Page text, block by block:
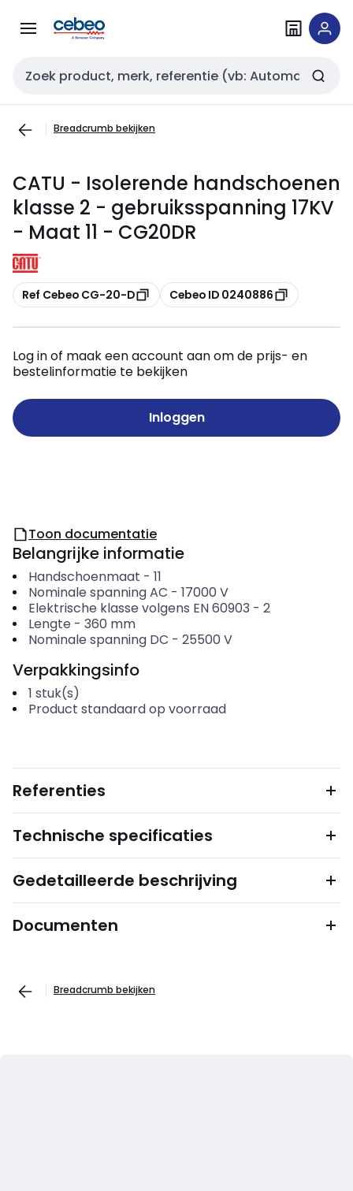
naar
naar
Zoekveld invoer
Breadcrumb bekijken
CATU - Isolerende handschoenen
klasse 2 - gebruiksspanning 17KV
- Maat 11 - CG20DR
Kopiëren
Ref Cebeo CG-20-D Kopiëren
Cebeo ID 0240886
Log in of maak een account aan om de prijs- en
bestelinformatie te bekijken
Inloggen
Toon documentatie
Belangrijke informatie
Handschoenmaat - 11
Nominale spanning AC - 17000 V
Elektrische klasse volgens EN 60903 - 2
Lengte - 360 mm
Nominale spanning DC - 25500 V
Verpakkingsinfo
1 stuk(s)
Product standaard op voorraad
Referenties
Technische specificaties
Gedetailleerde beschrijving
Documenten
Breadcrumb bekijken